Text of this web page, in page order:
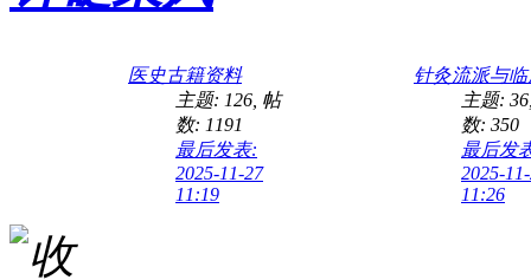
医史古籍资料
主题: 126 帖
数: 1191
最后发表:
2025-11-27
11:19
针灸流派与临
主题: 36
数: 350
最后发
2025-
11:26